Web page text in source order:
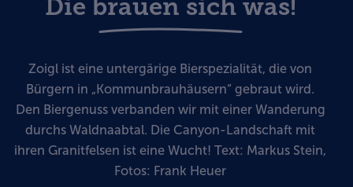
Die brauen sich was!
Zoigl ist eine untergärige Bierspezialität, die von
Bürgern in „Kommunbrauhäusern“ gebraut wird.
Den Biergenuss verbanden wir mit einer Wanderung
durchs Waldnaabtal. Die Canyon-Landschaft mit
ihren Granitfelsen ist eine Wucht! Text: Markus Stein,
Fotos: Frank Heuer